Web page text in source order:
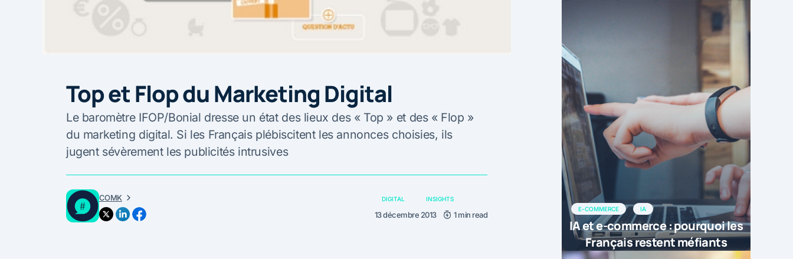
Top et Flop du Marketing Digital
Le baromètre IFOP/Bonial dresse un état des lieux des « Top » et des « Flop »
du marketing digital. Si les Français plébiscitent les annonces choisies, ils
jugent sévèrement les publicités intrusives
COMK DIGITAL INSIGHTS
13 décembre 2013 1 min read
E-COMMERCE IA
IA et e-commerce : pourquoi les
Français restent méfiants